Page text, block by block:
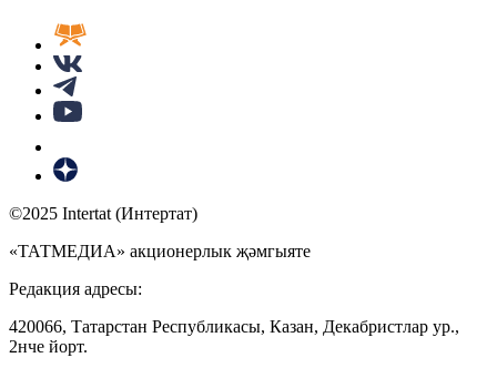
©2025 Intertat (Интертат)
«ТАТМЕДИА» акционерлык җәмгыяте
Редакция адресы:
420066, Татарстан Республикасы, Казан, Декабристлар ур.,
2нче йорт.